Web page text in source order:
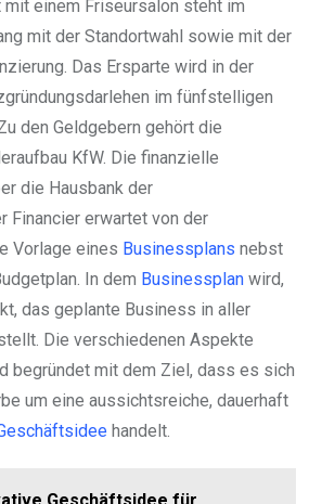
einem Friseursalon steht im
mit der Standortwahl sowie mit der
Das Ersparte wird in der
im fünfstelligen
den Geldgebern gehört die
KfW. Die finanzielle
die Hausbank der
Financier erwartet von der
Vorlage eines Businessplans nebst
In dem Businessplan wird,
das geplante Business in aller
Die verschiedenen Aspekte
begründet mit dem Ziel, dass es sich
um eine aussichtsreiche, dauerhaft
handelt.